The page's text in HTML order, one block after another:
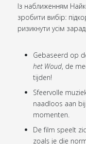
Із наближенням
зробити вибір:
ризикнути усім
Gebaseerd op
het Woud, de
tijden!
Sfeervolle
naadloos aan
momenten.
De film speelt
zoals je die